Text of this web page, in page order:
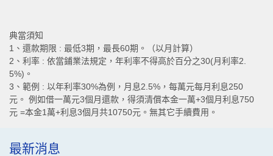
典當須知
1、還款期限 : 最低3期，最長60期。（以月計算）
2、利率 : 依當鋪業法規定，年利率不得高於百分之30(月利率2.
5%)。
3、範例 : 以年利率30%為例，月息2.5%，每萬元每月利息250
元。 例如借一萬元3個月還款，得須清償本金一萬+3個月利息750
元 =本金1萬+利息3個月共10750元。無其它手續費用。
最新消息